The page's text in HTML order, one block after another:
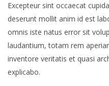
Excepteur sint occaecat
deserunt mollit anim id est
omnis iste natus error sit
laudantium, totam rem
inventore veritatis et quasi
explicabo.